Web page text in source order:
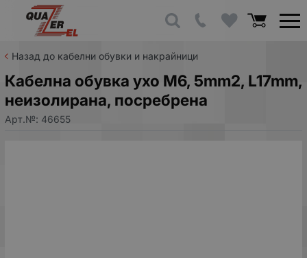
Назад до кабелни обувки и накрайници
Кабелна обувка ухо M6, 5mm2, L17mm,
неизолирана, посребрена
Арт.№: 46655